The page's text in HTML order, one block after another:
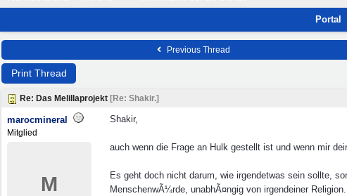
Portal
Previous Thread
Print Thread
Re: Das Melillaprojekt [Re: Shakir.]
marocmineral
Mitglied
M
Shakir,
auch wenn die Frage an Hulk gestellt ist und wenn mir
Es geht doch nicht darum, wie irgendetwas sein sollte,
MenschenwÃ¼rde, unabhÃ¤ngig von irgendeiner